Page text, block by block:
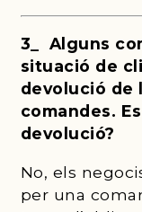
3_ Alguns
situació de
devolució de
comandes.
devolució?
No, els
per una